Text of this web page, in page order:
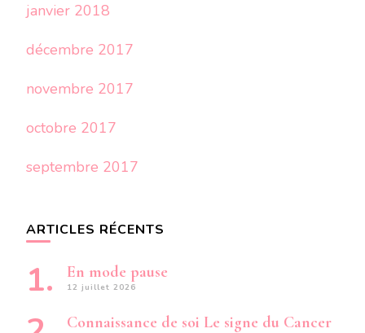
janvier 2018
décembre 2017
novembre 2017
octobre 2017
septembre 2017
ARTICLES RÉCENTS
En mode pause
12 juillet 2026
Connaissance de soi Le signe du Cancer